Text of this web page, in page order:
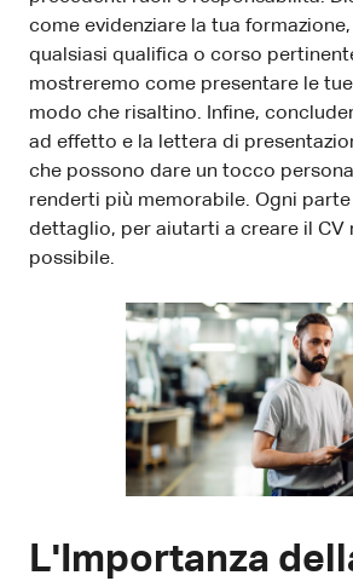
come evidenziare la tua
qualsiasi qualifica o corso
mostreremo come presentare le
modo che risaltino. Infine,
ad effetto e la lettera di
che possono dare un tocco
renderti più memorabile. Ogni
dettaglio, per aiutarti a creare il CV
possibile.
L'Importanza